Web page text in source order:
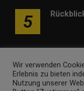
5
Wir verwenden
Erlebnis zu bieten
Nutzung unserer